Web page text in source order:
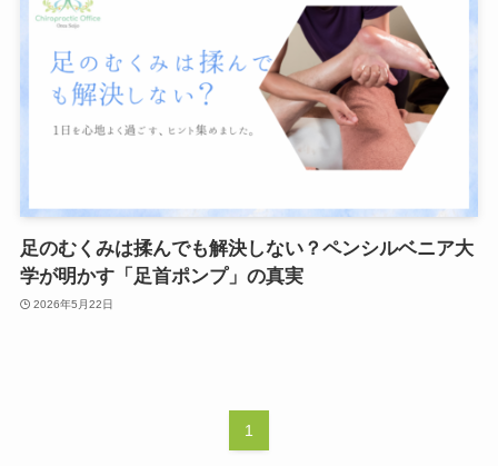
足のむくみは揉んでも解決しない？ペンシルベニア大
学が明かす「足首ポンプ」の真実
2026年5月22日
1